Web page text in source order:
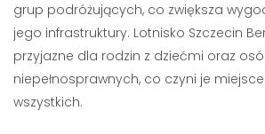
grup podróżujących, co zwiększa
jego infrastruktury. Lotnisko Szczecin
przyjazne dla rodzin z dziećmi oraz
niepełnosprawnych, co czyni je
wszystkich.